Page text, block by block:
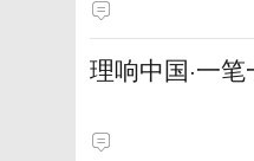
理响中国·一